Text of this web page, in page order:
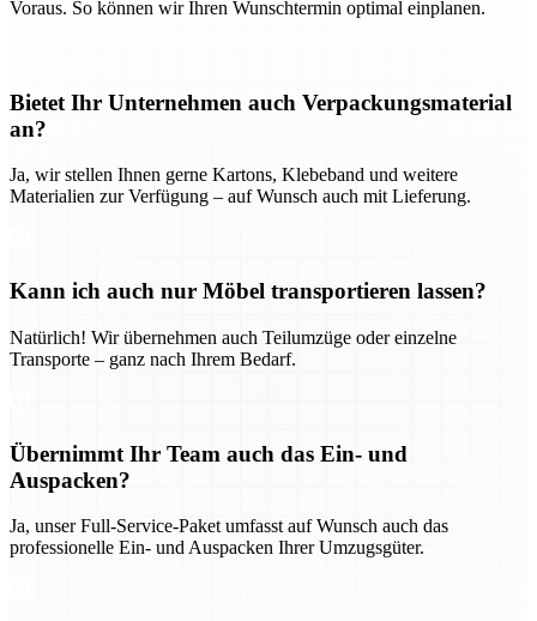
Voraus. So können wir Ihren Wunschtermin optimal einplanen.
Bietet Ihr Unternehmen auch Verpackungsmaterial
an?
Ja, wir stellen Ihnen gerne Kartons, Klebeband und weitere
Materialien zur Verfügung – auf Wunsch auch mit Lieferung.
Kann ich auch nur Möbel transportieren lassen?
Natürlich! Wir übernehmen auch Teilumzüge oder einzelne
Transporte – ganz nach Ihrem Bedarf.
Übernimmt Ihr Team auch das Ein- und
Auspacken?
Ja, unser Full-Service-Paket umfasst auf Wunsch auch das
professionelle Ein- und Auspacken Ihrer Umzugsgüter.